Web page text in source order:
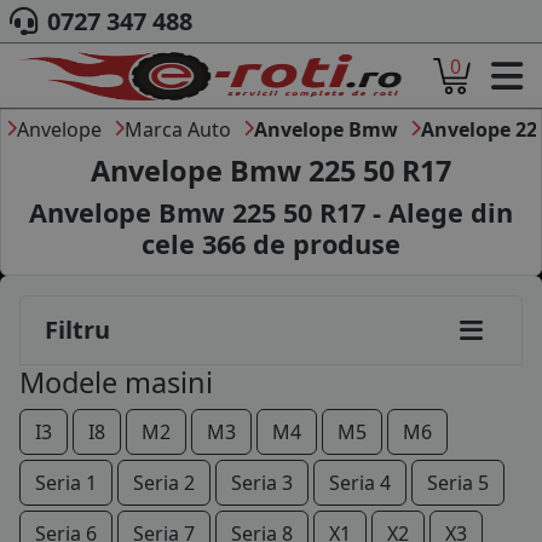
ACASA
DESPRE NOI
ANVELOPE
AUTO
CAMION
MOTO
MARCA AUTO
BLOG
B2B - COLABORARE COMPANII
CONT
0727 347 488
0
Anvelope Marca Auto Anvelope Bmw Anvelope
Anvelope Bmw 225 50 R17
Anvelope Bmw 225 50 R17 - Alege din
cele 366 de produse
Filtru
Modele masini
I3 I8 M2 M3 M4 M5
M6
Seria 1
Seria 2 Seria 3 Seria 4
Seria 5
Seria 6
Seria 7 Seria 8 X1 X2
X3
195/65R15
205/55R15
205/60R15
205/65R15
225/55R15
195/55R16
195/65R16
205/55R16
205/60R16
215/65R16